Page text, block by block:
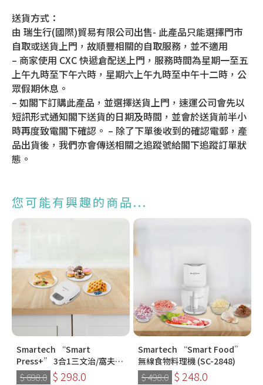
送貨方式：
由 瑞生行(國際)貿易有限公司出售- 此產品只能選擇門市
自取或送貨上門，故順豐相關的自取服務，並不適用
– 商家使用 CXC 快遞倉配送上門，服務時間為星期一至五
上午九時至下午六時，星期六上午九時至中午十二時，公
眾假期休息。
– 如閣下訂購此產品，並選擇送貨上門，速運公司會先以
短訊形式通知閣下送貨的日期及時間，並會於送貨前半小
時再度致電閣下確認。 – 除了下單後收到的確認電郵，產
品出貨後，我們亦會傳送相關之追蹤號給閣下追蹤訂單狀
態。
您可能有興趣的商品...
Smartech “Smart
Press+” 3合1三文治/窩夫/
冬甩機 SM-2228
$ 698.0 $ 298.0
Smartech “Smart Food”
無線食物料理機 (SC-2848)
$ 498.0 $ 248.0